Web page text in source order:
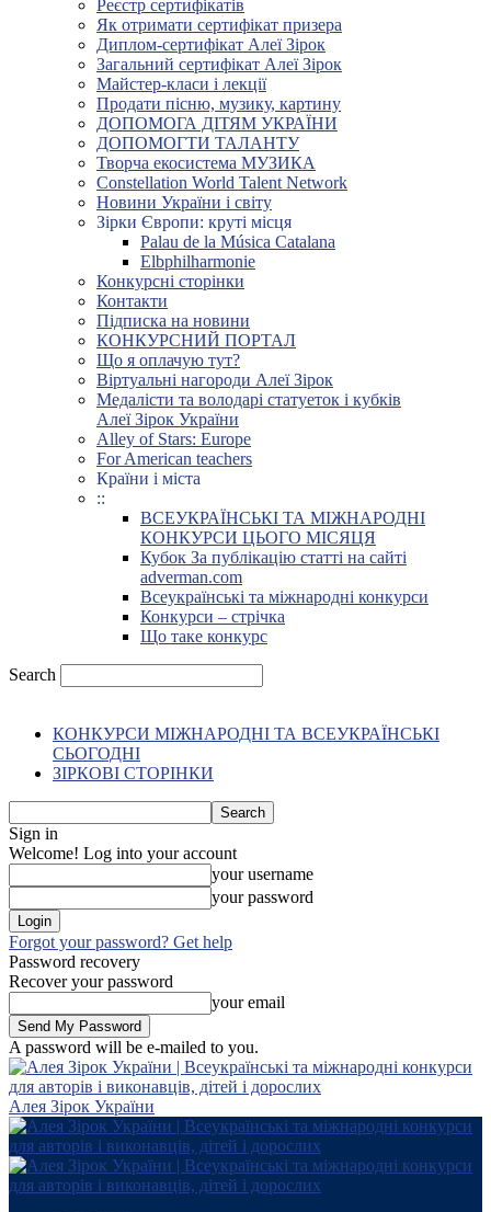
Реєстр сертифікатів
Як отримати сертифікат призера
Диплом-сертифікат Алеї Зірок
Загальний сертифікат Алеї Зірок
Майстер-класи і лекції
Продати пісню, музику, картину
ДОПОМОГА ДІТЯМ УКРАЇНИ
ДОПОМОГТИ ТАЛАНТУ
Творча екосистема МУЗИКА
Constellation World Talent Network
Новини України і світу
Зірки Європи: круті місця
Palau de la Música Catalana
Elbphilharmonie
Конкурсні сторінки
Контакти
Підписка на новини
КОНКУРСНИЙ ПОРТАЛ
Що я оплачую тут?
Віртуальні нагороди Алеї Зірок
Медалісти та володарі статуеток і кубків
Алеї Зірок України
Alley of Stars: Europe
For American teachers
Країни і міста
::
ВСЕУКРАЇНСЬКІ ТА МІЖНАРОДНІ
КОНКУРСИ ЦЬОГО МІСЯЦЯ
Кубок За публікацію статті на сайті
adverman.com
Всеукраїнські та міжнародні конкурси
Конкурси – стрічка
Що таке конкурс
Search
КОНКУРСИ МІЖНАРОДНІ ТА ВСЕУКРАЇНСЬКІ
СЬОГОДНІ
ЗІРКОВІ СТОРІНКИ
Sign in
Welcome! Log into your account
your username
your password
Forgot your password? Get help
Password recovery
Recover your password
your email
A password will be e-mailed to you.
Алея Зірок України